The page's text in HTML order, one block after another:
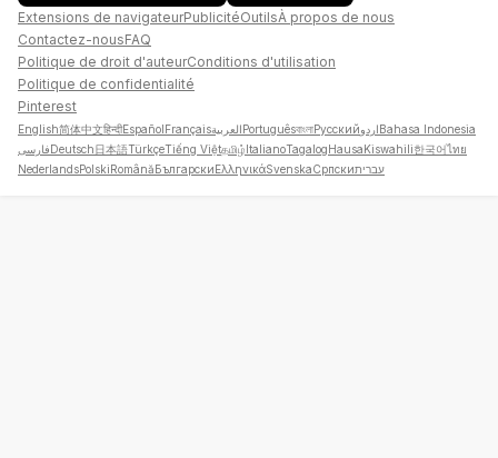
Extensions de navigateurPublicitéOutilsÀ propos de nous
Contactez-nousFAQ
Politique de droit d'auteurConditions d'utilisation
Politique de confidentialité
Pinterest
English简体中文हिन्दीEspañolFrançaisالعربيةPortuguêsবাংলাРусскийاردوBahasa Indonesia
فارسیDeutsch日本語TürkçeTiếng Việtதமிழ்ItalianoTagalogHausaKiswahili한국어ไทย
NederlandsPolskiRomânăБългарскиΕλληνικάSvenskaСрпскиעברית